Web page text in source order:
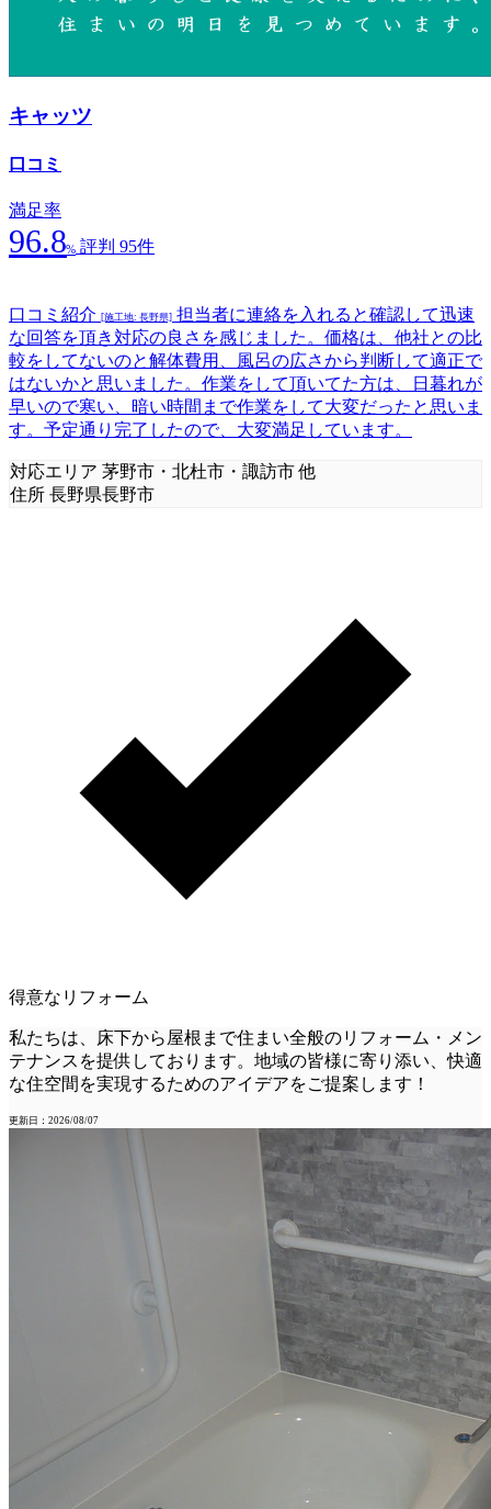
キャッツ
口コミ
満足率
96.8% 評判 95件
口コミ紹介 [施工地: 長野県] 担当者に連絡を入れると確認して迅速
な回答を頂き対応の良さを感じました。価格は、他社との比
較をしてないのと解体費用、風呂の広さから判断して適正で
はないかと思いました。作業をして頂いてた方は、日暮れが
早いので寒い、暗い時間まで作業をして大変だったと思いま
す。予定通り完了したので、大変満足しています。
対応エリア 茅野市・北杜市・諏訪市 他
住所 長野県長野市
得意なリフォーム
私たちは、床下から屋根まで住まい全般のリフォーム・メン
テナンスを提供しております。地域の皆様に寄り添い、快適
な住空間を実現するためのアイデアをご提案します！
更新日：2026/08/07